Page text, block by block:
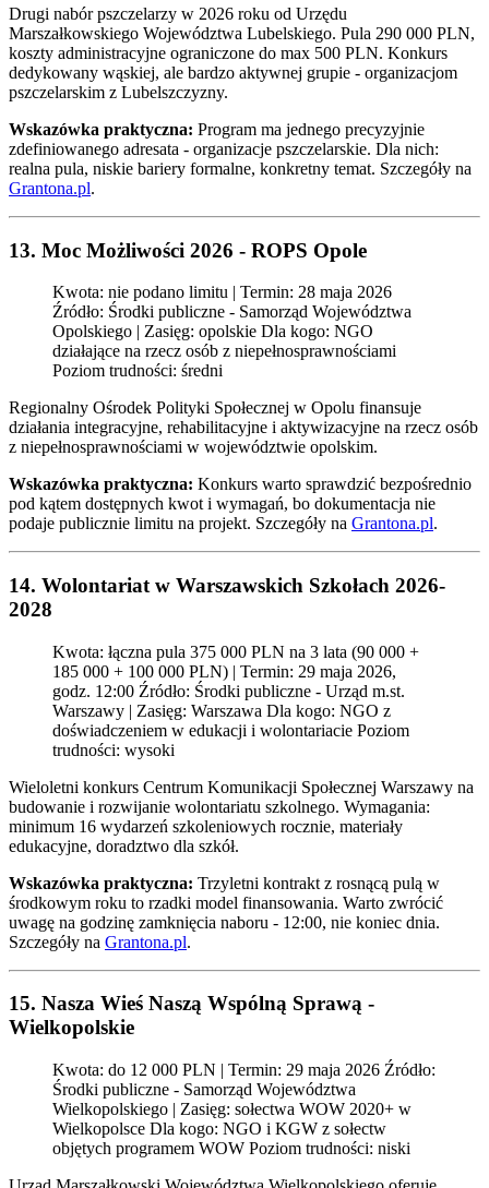
Drugi nabór pszczelarzy w 2026 roku od Urzędu
Marszałkowskiego Województwa Lubelskiego. Pula 290 000 PLN,
koszty administracyjne ograniczone do max 500 PLN. Konkurs
dedykowany wąskiej, ale bardzo aktywnej grupie - organizacjom
pszczelarskim z Lubelszczyzny.
Wskazówka praktyczna: Program ma jednego precyzyjnie
zdefiniowanego adresata - organizacje pszczelarskie. Dla nich:
realna pula, niskie bariery formalne, konkretny temat. Szczegóły na
Grantona.pl.
13. Moc Możliwości 2026 - ROPS Opole
Kwota: nie podano limitu | Termin: 28 maja 2026
Źródło: Środki publiczne - Samorząd Województwa
Opolskiego | Zasięg: opolskie Dla kogo: NGO
działające na rzecz osób z niepełnosprawnościami
Poziom trudności: średni
Regionalny Ośrodek Polityki Społecznej w Opolu finansuje
działania integracyjne, rehabilitacyjne i aktywizacyjne na rzecz osób
z niepełnosprawnościami w województwie opolskim.
Wskazówka praktyczna: Konkurs warto sprawdzić bezpośrednio
pod kątem dostępnych kwot i wymagań, bo dokumentacja nie
podaje publicznie limitu na projekt. Szczegóły na Grantona.pl.
14. Wolontariat w Warszawskich Szkołach 2026-
2028
Kwota: łączna pula 375 000 PLN na 3 lata (90 000 +
185 000 + 100 000 PLN) | Termin: 29 maja 2026,
godz. 12:00 Źródło: Środki publiczne - Urząd m.st.
Warszawy | Zasięg: Warszawa Dla kogo: NGO z
doświadczeniem w edukacji i wolontariacie Poziom
trudności: wysoki
Wieloletni konkurs Centrum Komunikacji Społecznej Warszawy na
budowanie i rozwijanie wolontariatu szkolnego. Wymagania:
minimum 16 wydarzeń szkoleniowych rocznie, materiały
edukacyjne, doradztwo dla szkół.
Wskazówka praktyczna: Trzyletni kontrakt z rosnącą pulą w
środkowym roku to rzadki model finansowania. Warto zwrócić
uwagę na godzinę zamknięcia naboru - 12:00, nie koniec dnia.
Szczegóły na Grantona.pl.
15. Nasza Wieś Naszą Wspólną Sprawą -
Wielkopolskie
Kwota: do 12 000 PLN | Termin: 29 maja 2026 Źródło:
Środki publiczne - Samorząd Województwa
Wielkopolskiego | Zasięg: sołectwa WOW 2020+ w
Wielkopolsce Dla kogo: NGO i KGW z sołectw
objętych programem WOW Poziom trudności: niski